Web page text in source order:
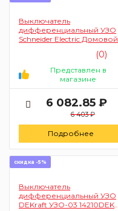
Выключатель
дифференциальный УЗО
Schneider Electric Домовой
(электромеханический)
(0)
Представлен в
магазине
6 082.85 ₽
6 403 ₽
Подробнее
скидка -5%
Выключатель
дифференциальный УЗО
DEKraft УЗО-03 14210DEK